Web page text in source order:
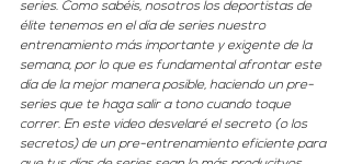
series. Como sabéis, nosotros los deportistas de
élite tenemos en el día de series nuestro
entrenamiento más importante y exigente de la
semana, por lo que es fundamental afrontar este
día de la mejor manera posible, haciendo un pre-
series que te haga salir a tono cuando toque
correr. En este video desvelaré el secreto (o los
secretos) de un pre-entrenamiento eficiente para